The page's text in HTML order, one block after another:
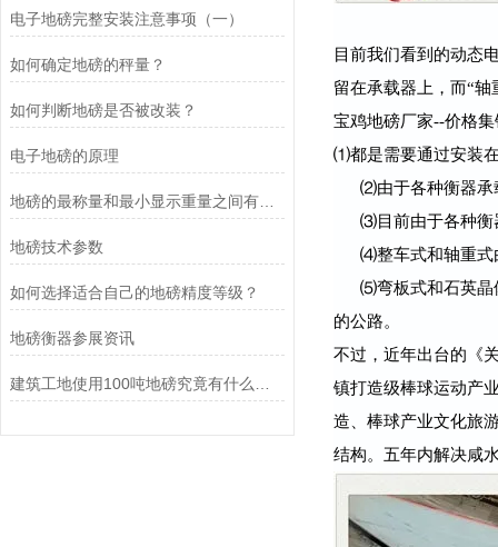
电子地磅完整安装注意事项（一）
如何确定地磅的秤量？
如何判断地磅是否被改装？
电子地磅的原理
地磅的最称量和最小显示重量之间有什么关系？
地磅技术参数
如何选择适合自己的地磅精度等级？
地磅衡器参展资讯
目前我们看到的动态
留在承载器上，而“
宝鸡地磅厂家--价格
⑴都是需要通过安装
⑵由于各种衡器承
⑶目前由于各种衡
⑷整车式和轴重式
⑸弯板式和石英晶
的公路。
不过，近年出台的《
镇打造级棒球运动产
造、棒球产业文化旅
结构。五年内解决咸